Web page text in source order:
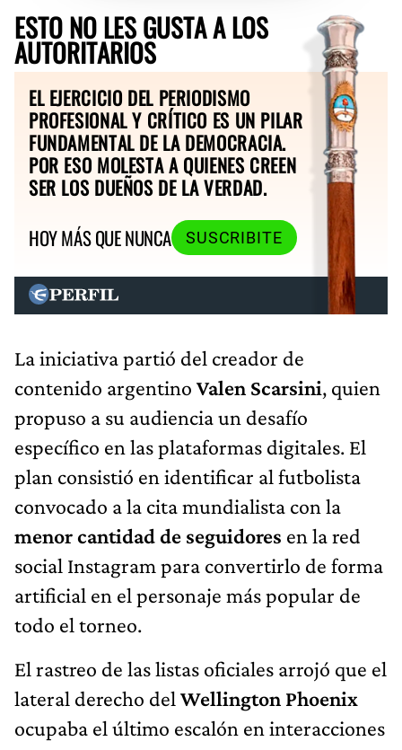
ESTO NO LES GUSTA A LOS
AUTORITARIOS
EL EJERCICIO DEL PERIODISMO
PROFESIONAL Y CRÍTICO ES UN PILAR
FUNDAMENTAL DE LA DEMOCRACIA.
POR ESO MOLESTA A QUIENES CREEN
SER LOS DUEÑOS DE LA VERDAD.
HOY MÁS QUE NUNCA
SUSCRIBITE
La iniciativa partió del creador de
contenido argentino Valen Scarsini, quien
propuso a su audiencia un desafío
específico en las plataformas digitales. El
plan consistió en identificar al futbolista
convocado a la cita mundialista con la
menor cantidad de seguidores en la red
social Instagram para convertirlo de forma
artificial en el personaje más popular de
todo el torneo.
El rastreo de las listas oficiales arrojó que el
lateral derecho del Wellington Phoenix
ocupaba el último escalón en interacciones